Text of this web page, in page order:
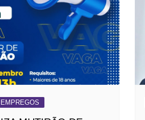
EMPREGOS